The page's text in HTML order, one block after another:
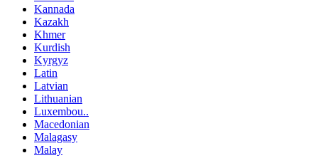
Kannada
Kazakh
Khmer
Kurdish
Kyrgyz
Latin
Latvian
Lithuanian
Luxembou..
Macedonian
Malagasy
Malay